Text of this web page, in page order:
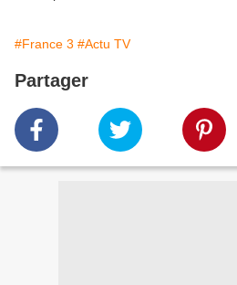
#France 3 #Actu TV
Partager